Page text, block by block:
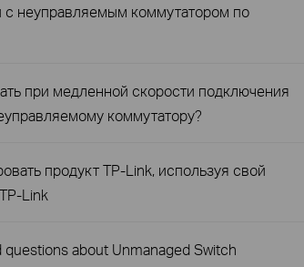
с неуправляемым коммутатором по
при медленной скорости подключения
коммутатору?
продукт TP-Link, используя свой
Link
questions about Unmanaged Switch